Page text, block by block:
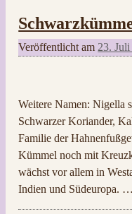
Veröffentlicht am23.
Weitere Namen: Nigella
Schwarzer Koriander,
Familie der
Kümmel noch mit
wächst vor allem in
Indien und Südeuropa. …